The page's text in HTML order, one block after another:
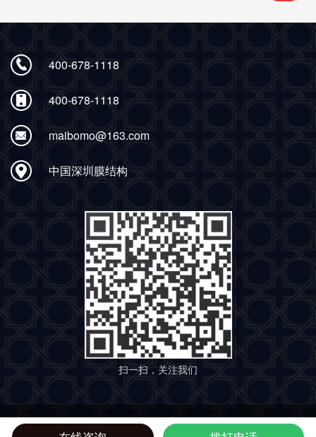
400-678-1118
400-678-1118
maibomo@163.com
中国深圳膜结构
扫一扫，关注我们
版权所有 © 2017-2030 深圳市迈博张拉膜结构工程有限公司粤ICP备